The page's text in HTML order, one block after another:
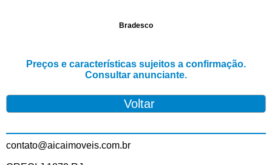
Bradesco
Preços e características sujeitos a confirmação.
Consultar anunciante.
contato@aicaimoveis.com.br